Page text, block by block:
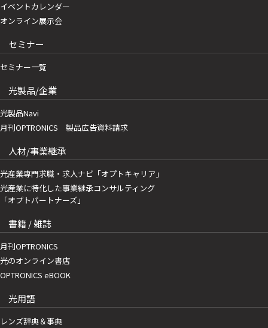
イベントカレンダー
オンライン展示会
セミナー
セミナー一覧
光製品/企業
光製品Navi
月刊OPTRONICS 製品広告資料請求
人材/事業継承
光産業専門求職・求人ナビ「オプトキャリア」
光産業に特化した事業継承コンサルティング
「オプトパートナーズ」
書籍 / 雑誌
月刊OPTRONICS
光のオンライン書店
OPTRONICS eBOOK
光用語
レンズ辞典＆事典